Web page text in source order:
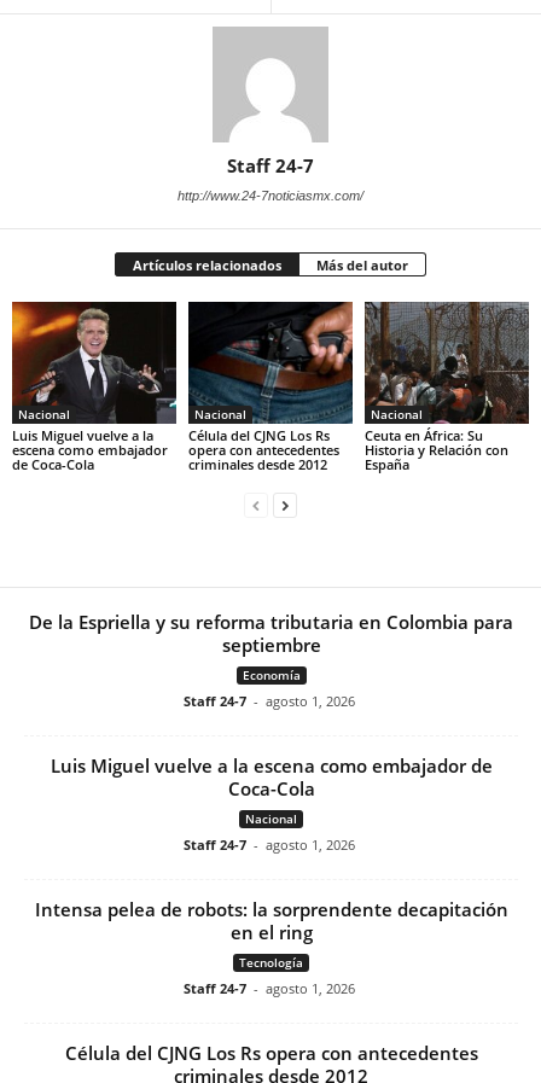
Staff 24-7
http://www.24-7noticiasmx.com/
Artículos relacionados Más del autor
Nacional
Luis Miguel vuelve a la
escena como embajador
de Coca-Cola
Nacional
Célula del CJNG Los Rs
opera con antecedentes
criminales desde 2012
Nacional
Ceuta en África: Su
Historia y Relación con
España
De la Espriella y su reforma tributaria en Colombia para
septiembre
Economía
Staff 24-7 - agosto 1, 2026
Luis Miguel vuelve a la escena como embajador de
Coca-Cola
Nacional
Staff 24-7 - agosto 1, 2026
Intensa pelea de robots: la sorprendente decapitación
en el ring
Tecnología
Staff 24-7 - agosto 1, 2026
Célula del CJNG Los Rs opera con antecedentes
criminales desde 2012